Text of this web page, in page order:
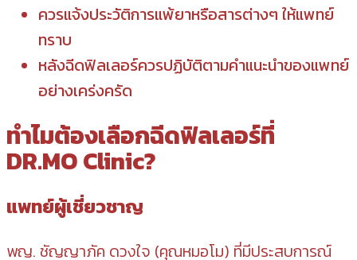
ควรแจ้งประวัติการแพ้ยาหรือสารต่างๆ ให้แพทย์
ทราบ
หลังฉีดฟิลเลอร์ควรปฏิบัติตามคำแนะนำของแพทย์
อย่างเคร่งครัด
ทำไมต้องเลือกฉีดฟิลเลอร์ที่
DR.MO Clinic?
แพทย์ผู้เชี่ยวชาญ
พญ. ชัญญาภัค ดวงใจ (คุณหมอโม) ที่มีประสบการณ์